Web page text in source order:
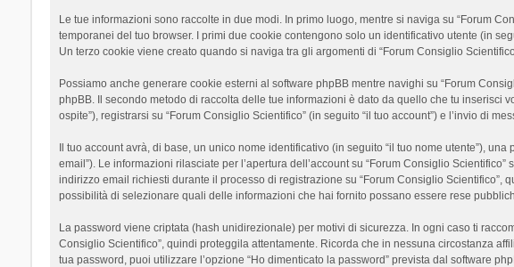
Le tue informazioni sono raccolte in due modi. In primo luogo, mentre si naviga su “Forum
temporanei del tuo browser. I primi due cookie contengono solo un identificativo utente (in
Un terzo cookie viene creato quando si naviga tra gli argomenti di “Forum Consiglio
Possiamo anche generare cookie esterni al software phpBB mentre navighi su “Forum
phpBB. Il secondo metodo di raccolta delle tue informazioni è dato da quello che tu inserisci
ospite”), registrarsi su “Forum Consiglio Scientifico” (in seguito “il tuo account”) e l’invio di
Il tuo account avrà, di base, un unico nome identificativo (in seguito “il tuo nome utente”),
email”). Le informazioni rilasciate per l’apertura dell’account su “Forum Consiglio
indirizzo email richiesti durante il processo di registrazione su “Forum Consiglio
possibilità di selezionare quali delle informazioni che hai fornito possano essere rese
La password viene criptata (hash unidirezionale) per motivi di sicurezza. In ogni caso ti
Consiglio Scientifico”, quindi proteggila attentamente. Ricorda che in nessuna circostanza
tua password, puoi utilizzare l’opzione “Ho dimenticato la password” prevista dal software